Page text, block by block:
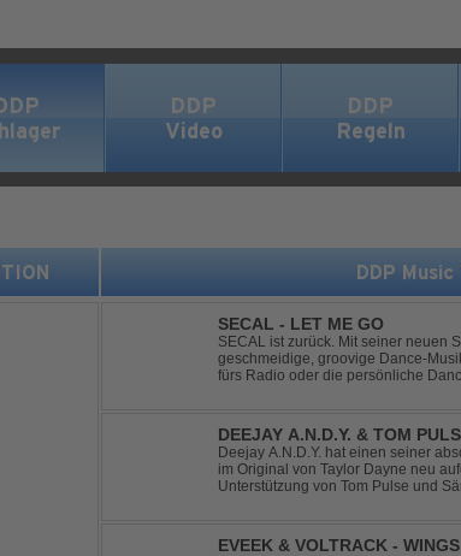
DDP
Video
DDP
Regeln
DDP Music
SECAL - LET ME GO
SECAL ist zurück. Mit seiner neuen
geschmeidige, groovige Dance-
fürs Radio oder die persönliche
DEEJAY A.N.D.Y. & TOM
YOUR LOVE
Deejay A.N.D.Y. hat einen seiner
im Original von Taylor Dayne neu
Unterstützung von Tom Pulse und
EVEEK & VOLTRACK - WINGS